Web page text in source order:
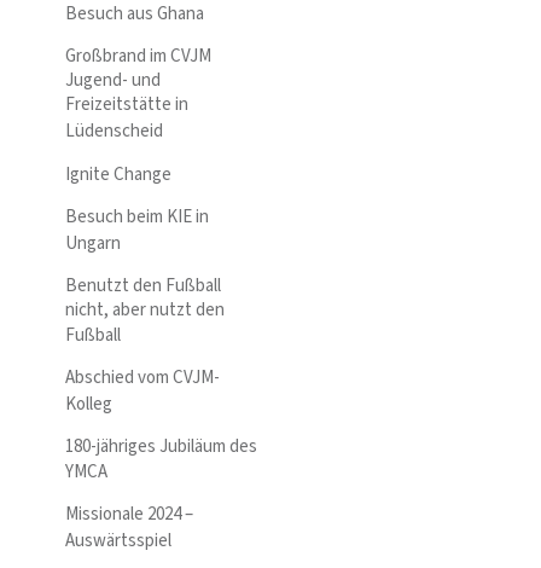
Besuch aus Ghana
Großbrand im CVJM
Jugend- und
Freizeitstätte in
Lüdenscheid
Ignite Change
Besuch beim KIE in
Ungarn
Benutzt den Fußball
nicht, aber nutzt den
Fußball
Abschied vom CVJM-
Kolleg
180-jähriges Jubiläum des
YMCA
Missionale 2024 –
Auswärtsspiel